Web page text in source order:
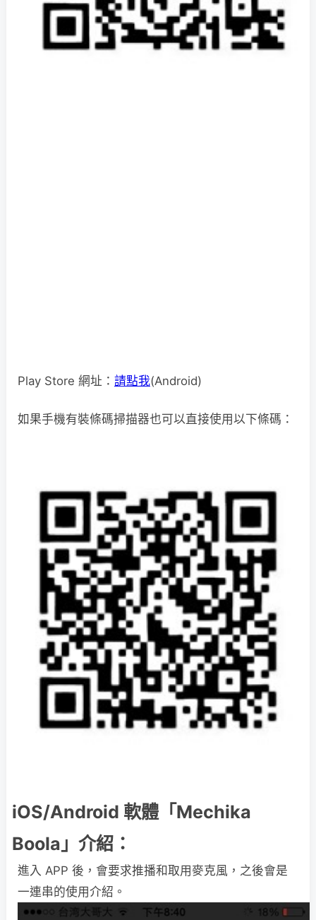
Play Store 網址： 請點我(Android)
如果手機有裝條碼掃描器也可以直接使用以下條碼：
iOS/Android 軟體「Mechika
Boola」介紹：
進入 APP 後，會要求推播和取用麥克風，之後會是
一連串的使用介紹。